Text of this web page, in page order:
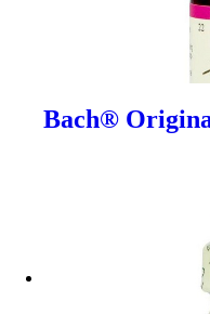
Bach®